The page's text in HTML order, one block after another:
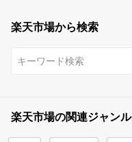
楽天市場から検索
楽天市場の関連ジャンル